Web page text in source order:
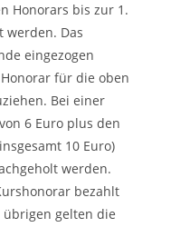
Honorars bis zur 1.
werden. Das
eingezogen
für die oben
Bei einer
6 Euro plus den
10 Euro)
werden.
bezahlt
übrigen gelten die